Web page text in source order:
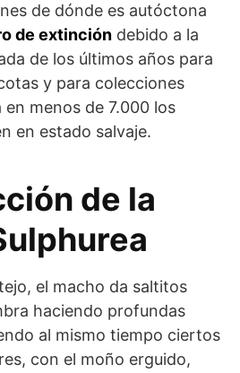
de dónde es autóctona
de extinción debido a la
de los últimos años para
y para colecciones
menos de 7.000 los
en estado salvaje.
de la
el macho da saltitos
haciendo profundas
al mismo tiempo ciertos
con el moño erguido,